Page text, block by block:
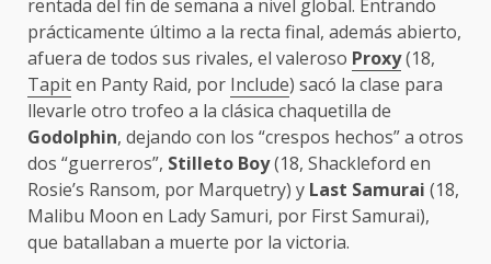
rentada del fin de semana a nivel global. Entrando
prácticamente último a la recta final, además abierto,
afuera de todos sus rivales, el valeroso Proxy(18,
Tapiten Panty Raid, por Include) sacó la clase para
llevarle otro trofeo a la clásica chaquetilla de
Godolphin, dejando con los “crespos hechos” a otros
dos “guerreros”, Stilleto Boy(18, Shackleford en
Rosie’s Ransom, por Marquetry) y Last Samurai (18,
Malibu Moon en Lady Samuri, por First Samurai),
que batallaban a muerte por la victoria.